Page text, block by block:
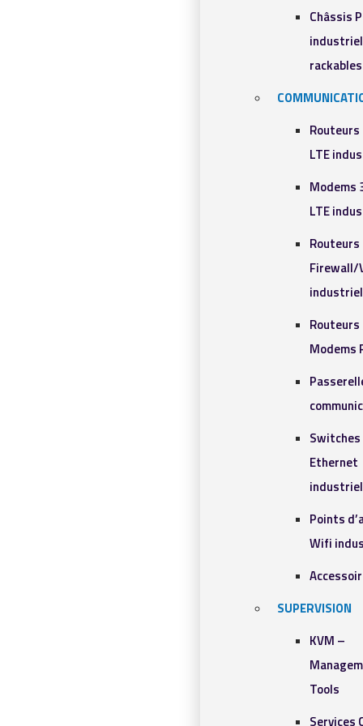
Châssis
industriel
rackables​
Routeurs
LTE
Modems
LTE
Routeurs
Firewall/
Modems
Switches
Ethernet
Points
Wifi
SUPERVISION
KVM –
Tools
Services